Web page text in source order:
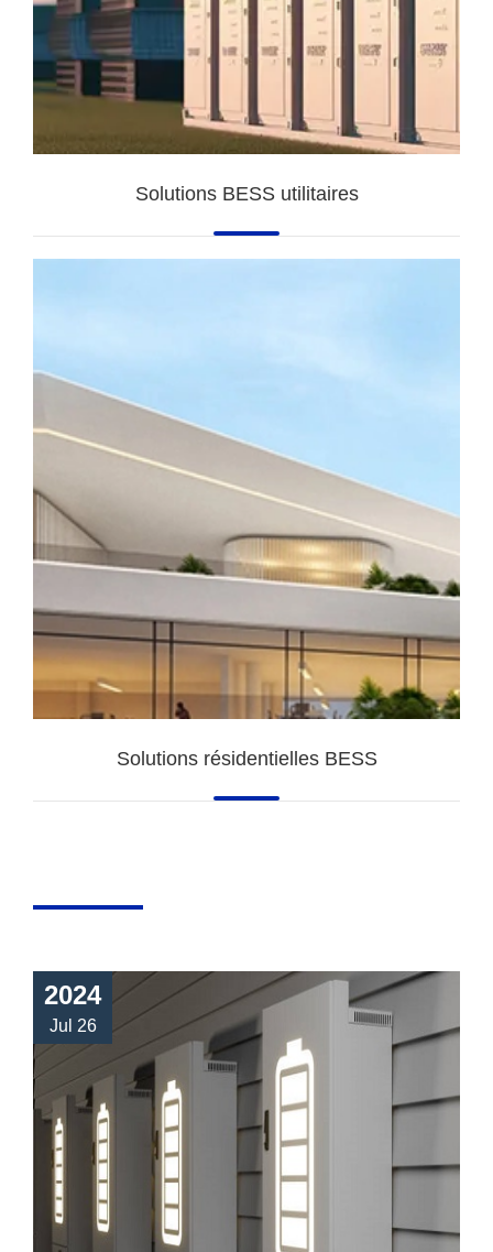
Solutions BESS utilitaires
Solutions résidentielles BESS
2024
Jul 26